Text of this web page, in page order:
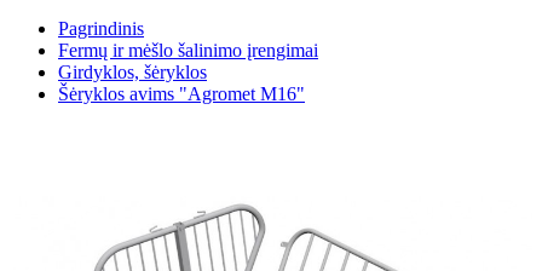
Pagrindinis
Fermų ir mėšlo šalinimo įrengimai
Girdyklos, šėryklos
Šėryklos avims "Agromet M16"